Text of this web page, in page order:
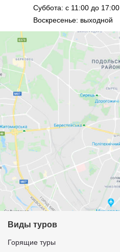
Суббота: с 11:00 до 17:00
Воскресенье: выходной
Виды туров
Горящие туры